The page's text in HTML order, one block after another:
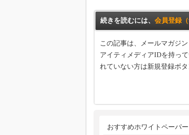
続きを読むには、 会員登録（
この記事は、メールマガジ
アイティメディアIDを持っ
れていない方は新規登録ボ
おすすめホワイトペーパー